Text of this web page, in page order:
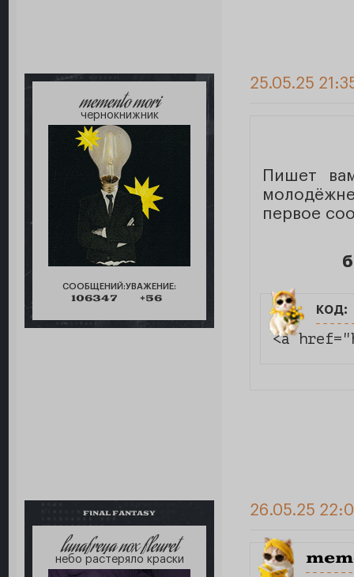
memento mori
чернокнижник
СООБЩЕНИЙ:
106347
УВАЖЕНИЕ:
+56
25.05.25
Пишет
первое
код:
<a
FINAL FANTASY
lunafreya nox fleuret
небо растеряло краски
26.05.25